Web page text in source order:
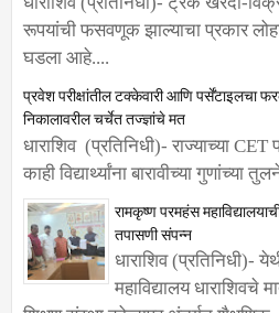
धाराशिव (प्रतिनिधी)- ट्रक खरेदी-
रूपयांची फसवणूक झाल्याचा प्रकार
घडला आहे....
प्रवेश परीक्षांतील टक्केवारी आणि
निकालावरील चर्चेत तज्ज्ञांचे मत
धाराशिव (प्रतिनिधी)- राज्याच्या CET
काही विद्यार्थ्यांना बारावीच्या
रामकृष्ण परमहंस
तपासणी संपन्न
धाराशिव (प्रतिनिधी)-
महाविद्यालय धाराशिवचे